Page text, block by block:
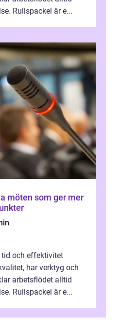
Rullspackel är e...
tid och effektivitet
har verktyg och
arbetsflödet alltid
Rullspackel är e...